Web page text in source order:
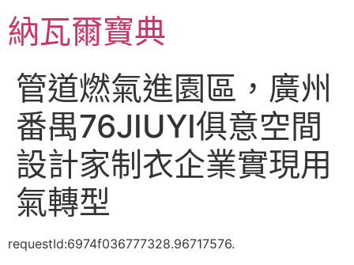
至
主納瓦爾寶典
管道燃氣進園區，廣州
番禺76JIUYI俱意空間
設計家制衣企業實現用
氣轉型
requestId:6974f036777328.96717576.